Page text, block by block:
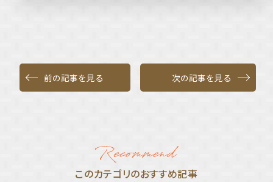
前の記事を見る 次の記事を見る
このカテゴリのおすすめ記事